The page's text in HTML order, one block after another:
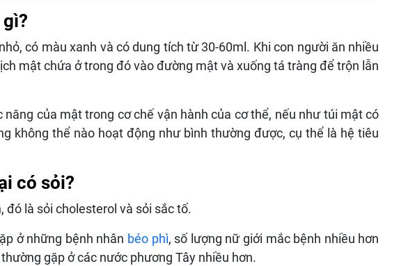
có màu xanh và có dung tích từ 30-60ml. Khi con người ăn nhiều
mật chứa ở trong đó vào đường mật và xuống tá tràng để trộn lẫn
của mật trong cơ chế vận hành của cơ thể, nếu như túi mật có
không thể nào hoạt động như bình thường được, cụ thể là hệ tiêu
có sỏi?
đó là sỏi cholesterol và sỏi sắc tố.
ở những bệnh nhân béo phì, số lượng nữ giới mắc bệnh nhiều hơn
gặp ở các nước phương Tây nhiều hơn.